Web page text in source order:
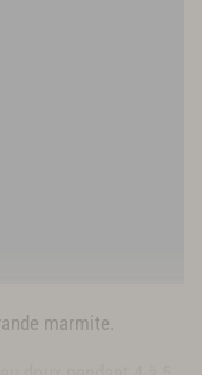
marmite.